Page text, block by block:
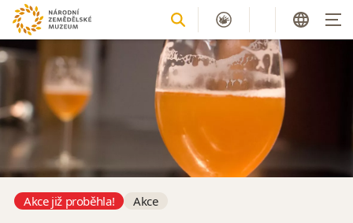
Akce již proběhla! Akce